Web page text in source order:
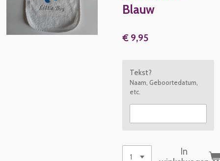
Blauw
€ 9,95
Tekst?
Naam, Geboortedatum,
etc.
In